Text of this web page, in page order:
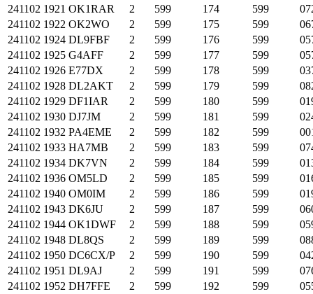
241102 1921 OK1RAR 2 599 174 599
241102 1922 OK2WO 2 599 175 599
241102 1924 DL9FBF 2 599 176 599
241102 1925 G4AFF 2 599 177 599
241102 1926 E77DX 2 599 178 599
241102 1928 DL2AKT 2 599 179 599
241102 1929 DF1IAR 2 599 180 599
241102 1930 DJ7JM 2 599 181 599
241102 1932 PA4EME 2 599 182 599
241102 1933 HA7MB 2 599 183 599
241102 1934 DK7VN 2 599 184 599
241102 1936 OM5LD 2 599 185 599
241102 1940 OM0IM 2 599 186 599
241102 1943 DK6JU 2 599 187 599
241102 1944 OK1DWF 2 599 188 599
241102 1948 DL8QS 2 599 189 599
241102 1950 DC6CX/P 2 599 190 599
241102 1951 DL9AJ 2 599 191 599
241102 1952 DH7FFE 2 599 192 599